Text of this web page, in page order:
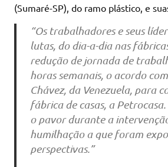
(Sumaré-SP), do ramo plástico, e
“Os trabalhadores e seus
lutas, do dia-a-dia nas
redução de jornada de
horas semanais, o acordo
Chávez, da Venezuela, para
fábrica de casas, a
o pavor durante a
humilhação a que foram
perspectivas.”